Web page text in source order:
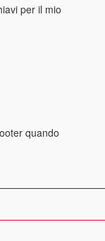
per il mio
quando